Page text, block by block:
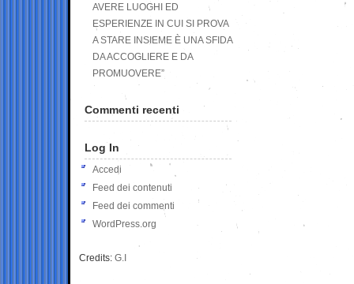
AVERE LUOGHI ED
ESPERIENZE IN CUI SI PROVA
A STARE INSIEME È UNA SFIDA
DA ACCOGLIERE E DA
PROMUOVERE”
Commenti recenti
Log In
Accedi
Feed dei contenuti
Feed dei commenti
WordPress.org
Credits: G.I